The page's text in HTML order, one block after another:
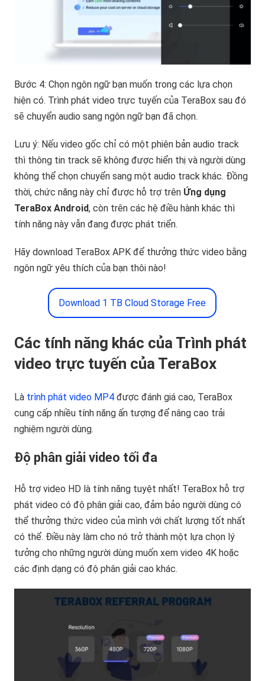
Bước 4: Chọn ngôn ngữ bạn muốn trong các lựa chọn
hiện có. Trình phát video trực tuyến của TeraBox sau đó
sẽ chuyển audio sang ngôn ngữ bạn đã chọn.
Lưu ý: Nếu video gốc chỉ có một phiên bản audio track
thì thông tin track sẽ không được hiển thị và người dùng
không thể chọn chuyển sang một audio track khác. Đồng
thời, chức năng này chỉ được hỗ trợ trên Ứng dụng
TeraBox Android, còn trên các hệ điều hành khác thì
tính năng này vẫn đang được phát triển.
Hãy download TeraBox APK để thưởng thức video bằng
ngôn ngữ yêu thích của bạn thôi nào!
Download 1 TB Cloud Storage Free
Các tính năng khác của Trình phát
video trực tuyến của TeraBox
Là trình phát video MP4 được đánh giá cao, TeraBox
cung cấp nhiều tính năng ấn tượng để nâng cao trải
nghiệm người dùng.
Độ phân giải video tối đa
Hỗ trợ video HD là tính năng tuyệt nhất! TeraBox hỗ trợ
phát video có độ phân giải cao, đảm bảo người dùng có
thể thưởng thức video của mình với chất lượng tốt nhất
có thể. Điều này làm cho nó trở thành một lựa chọn lý
tưởng cho những người dùng muốn xem video 4K hoặc
các định dạng có độ phân giải cao khác.